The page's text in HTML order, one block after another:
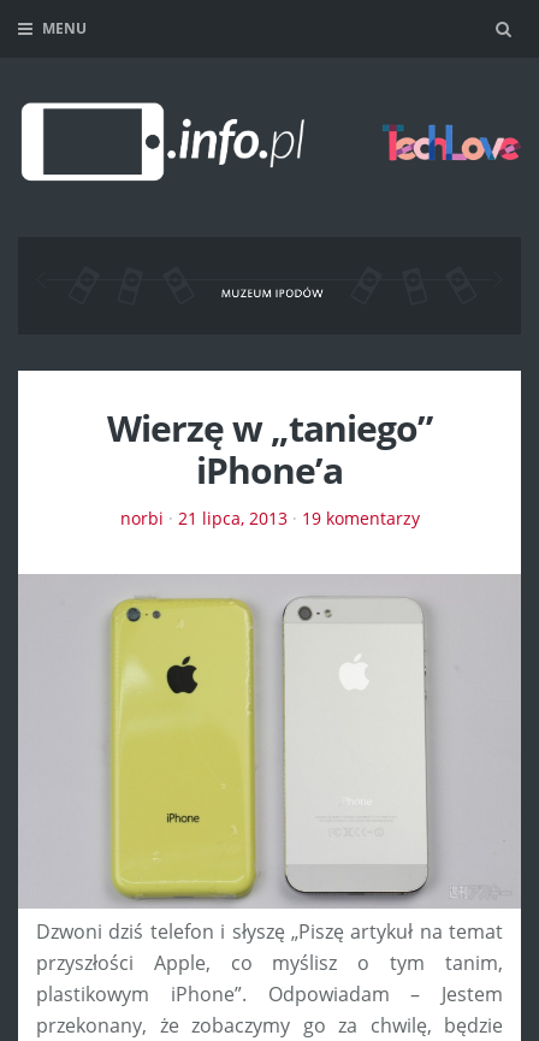
MENU
Wierzę w „taniego”
iPhone’a
norbi · 21 lipca, 2013· 19 komentarzy
Dzwoni dziś telefon i słyszę „Piszę artykuł na temat
przyszłości Apple, co myślisz o tym tanim,
plastikowym iPhone”. Odpowiadam – Jestem
przekonany, że zobaczymy go za chwilę, będzie